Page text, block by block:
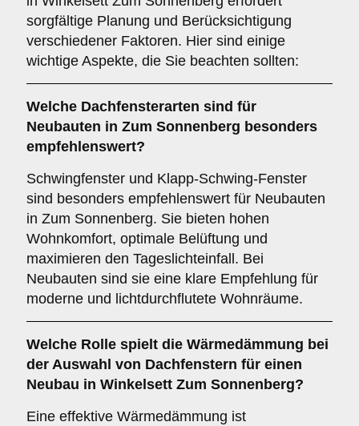
sorgfältige Planung und Berücksichtigung
verschiedener Faktoren. Hier sind einige
wichtige Aspekte, die Sie beachten sollten:
Welche Dachfensterarten sind für
Neubauten in Zum Sonnenberg besonders
empfehlenswert?
Schwingfenster und Klapp-Schwing-Fenster
sind besonders empfehlenswert für Neubauten
in Zum Sonnenberg. Sie bieten hohen
Wohnkomfort, optimale Belüftung und
maximieren den Tageslichteinfall. Bei
Neubauten sind sie eine klare Empfehlung für
moderne und lichtdurchflutete Wohnräume.
Welche Rolle spielt die Wärmedämmung bei
der Auswahl von Dachfenstern für einen
Neubau in Winkelsett Zum Sonnenberg?
Eine effektive Wärmedämmung ist